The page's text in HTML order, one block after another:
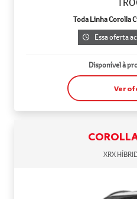
Toda Linha Corolla
Essa oferta
Disponível à
Ver
XRX